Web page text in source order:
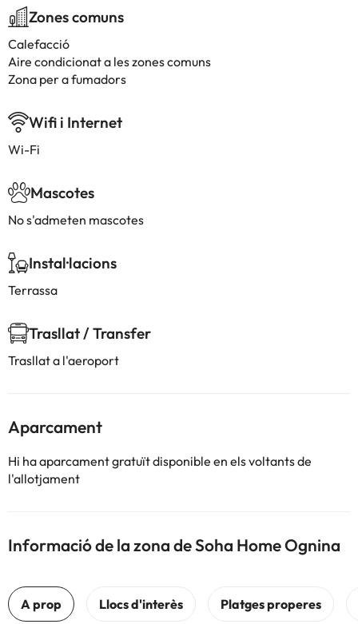
Zones comuns
Calefacció
Aire condicionat a les zones comuns
Zona per a fumadors
Wifi i Internet
Wi-Fi
Mascotes
No s'admeten mascotes
Instal·lacions
Terrassa
Trasllat / Transfer
Trasllat a l'aeroport
Aparcament
Hi ha aparcament gratuït disponible en els voltants de
l'allotjament
Informació de la zona de Soha Home Ognina